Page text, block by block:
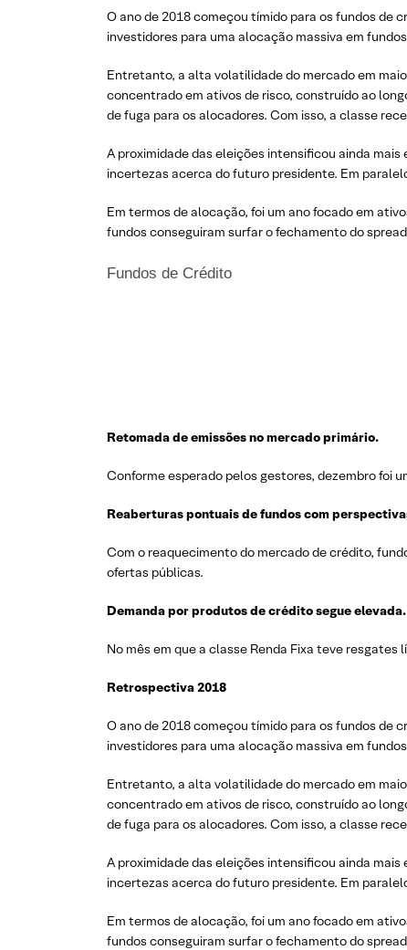
O ano de 2018 começou tímido para os fundos de
investidores para uma alocação massiva em
Entretanto, a alta volatilidade do mercado em
concentrado em ativos de risco, construído ao
de fuga para os alocadores. Com isso, a classe
A proximidade das eleições intensificou ainda
incertezas acerca do futuro presidente. Em
Em termos de alocação, foi um ano focado em
fundos conseguiram surfar o fechamento do
Fundos de Crédito
Retomada de emissões no mercado primário.
Conforme esperado pelos gestores, dezembro foi
Reaberturaspontuaisdefundoscom
Com o reaquecimento do mercado de crédito,
ofertas públicas.
Demandaporprodutosdecréditosegueelevada.
No mês em que a classe Renda Fixa teve
Retrospectiva 2018
O ano de 2018 começou tímido para os fundos de
investidores para uma alocação massiva em
Entretanto, a alta volatilidade do mercado em
concentrado em ativos de risco, construído ao
de fuga para os alocadores. Com isso, a classe
A proximidade das eleições intensificou ainda
incertezas acerca do futuro presidente. Em
Em termos de alocação, foi um ano focado em
fundos conseguiram surfar o fechamento do